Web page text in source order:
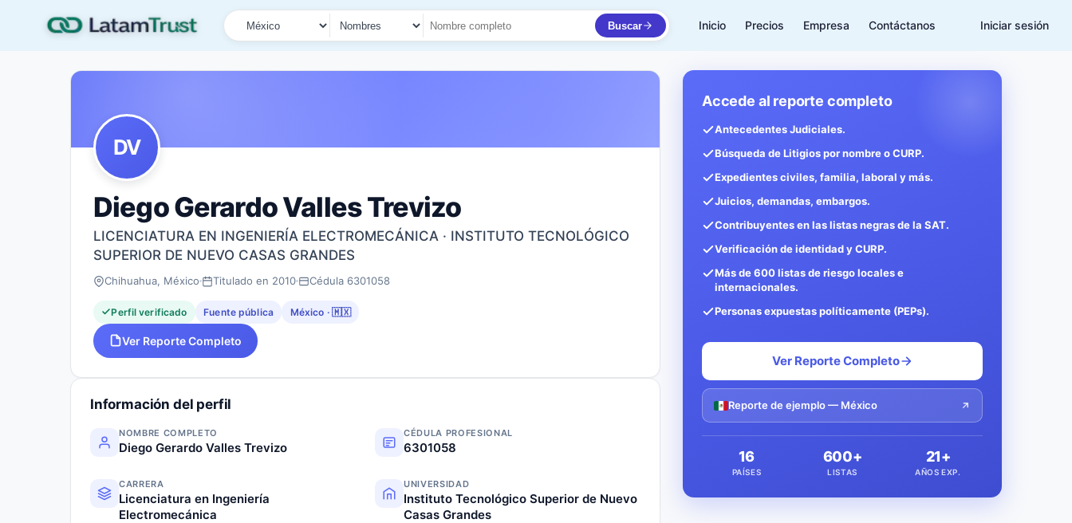
País
Tipo de búsqueda
Nombre o documento
Buscar Inicio Precios Empresa Contáctanos Iniciar sesión
DV
Diego Gerardo Valles Trevizo
LICENCIATURA EN INGENIERÍA ELECTROMECÁNICA · INSTITUTO TECNOLÓGICO
SUPERIOR DE NUEVO CASAS GRANDES
Chihuahua, México Titulado en 2010 Cédula 6301058
Perfil verificado Fuente pública México · 🇲🇽
Ver Reporte Completo
Información del perfil
NOMBRE COMPLETO
Diego Gerardo Valles Trevizo
CÉDULA PROFESIONAL
6301058
CARRERA
Licenciatura en Ingeniería
Electromecánica
UNIVERSIDAD
Instituto Tecnológico Superior de Nuevo
Casas Grandes
Accede al reporte completo
Antecedentes Judiciales.
Búsqueda de Litigios por nombre o CURP.
Expedientes civiles, familia, laboral y más.
Juicios, demandas, embargos.
Contribuyentes en las listas negras de la SAT.
Verificación de identidad y CURP.
Más de 600 listas de riesgo locales e
internacionales.
Personas expuestas políticamente (PEPs).
Ver Reporte Completo
Reporte de ejemplo — México
16
PAÍSES
600+
LISTAS
21+
AÑOS EXP.